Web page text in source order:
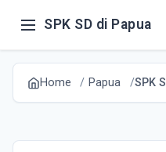
SPK SD di Papua
Home Papua SPK